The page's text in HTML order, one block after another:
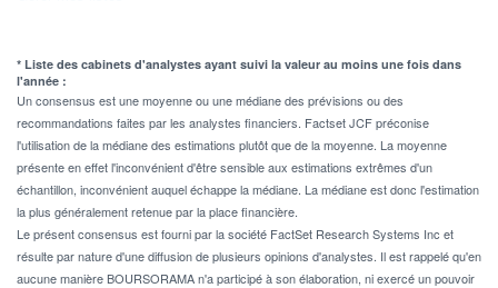
* Liste des cabinets d'analystes ayant suivi la valeur au moins une fois dans
l'année :
Un consensus est une moyenne ou une médiane des prévisions ou des
recommandations faites par les analystes financiers. Factset JCF préconise
l'utilisation de la médiane des estimations plutôt que de la moyenne. La moyenne
présente en effet l'inconvénient d'être sensible aux estimations extrêmes d'un
échantillon, inconvénient auquel échappe la médiane. La médiane est donc l'estimation
la plus généralement retenue par la place financière.
Le présent consensus est fourni par la société FactSet Research Systems Inc et
résulte par nature d'une diffusion de plusieurs opinions d'analystes. Il est rappelé qu'en
aucune manière BOURSORAMA n'a participé à son élaboration, ni exercé un pouvoir